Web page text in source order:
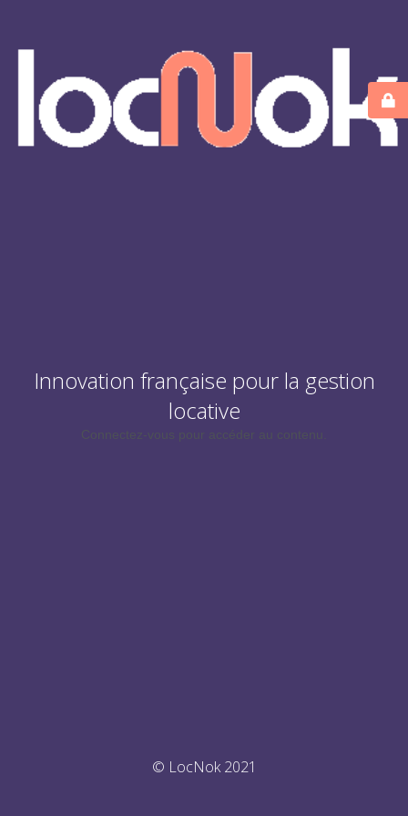
Innovation française pour la gestion
locative
Connectez-vous pour accéder au contenu.
© LocNok 2021